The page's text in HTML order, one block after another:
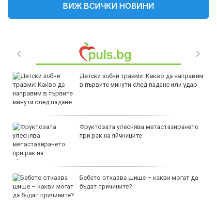
ВИЖ ВСИЧКИ НОВИНИ
Детски зъбни травми: Какво да направим
в първите минути след падане или удар
Фруктозата улеснява метастазирането
при рак на яйчниците
Бебето отказва шише – какви могат да
бъдат причините?